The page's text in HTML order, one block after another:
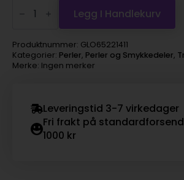
Treperlesett
Blå/turkis
antall
Legg I Handlekurv
Produktnummer: GLO65221411
Kategorier: Perler, Perler og Smykkedeler,
Merke: Ingen merker
Leveringstid 3-7 virkedager
Fri frakt på
1000 kr